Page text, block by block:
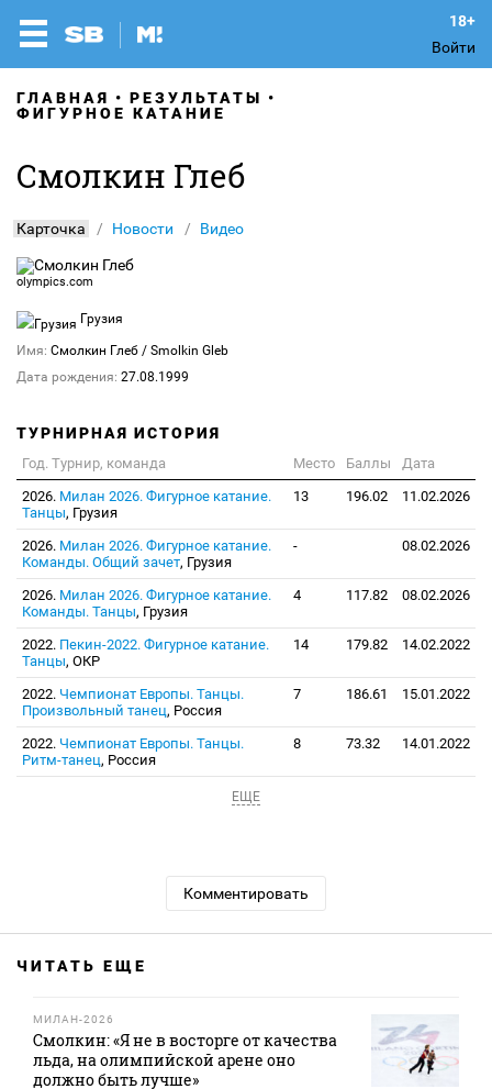
Войти
ГЛАВНАЯ
РЕЗУЛЬТАТЫ
ФИГУРНОЕ КАТАНИЕ
Смолкин Глеб
Карточка Новости Видео
olympics.com
Грузия
Имя: Смолкин Глеб / Smolkin Gleb
Дата рождения: 27.08.1999
ТУРНИРНАЯ ИСТОРИЯ
Год. Турнир, команда Место Баллы
Дата
2026. Милан 2026. Фигурное катание.
Танцы, Грузия
13 196.02 11.02.2026
2026. Милан 2026. Фигурное катание.
Команды. Общий зачет, Грузия
- 08.02.2026
2026. Милан 2026. Фигурное катание.
Команды. Танцы, Грузия
4 117.82 08.02.2026
2022. Пекин-2022. Фигурное катание.
Танцы, ОКР
14 179.82 14.02.2022
2022. Чемпионат Европы. Танцы.
Произвольный танец, Россия
7 186.61 15.01.2022
2022. Чемпионат Европы. Танцы.
Ритм-танец, Россия
8 73.32 14.01.2022
ЕЩЕ
Комментировать
ЧИТАТЬ ЕЩЕ
МИЛАН-2026
Смолкин: «Я не в восторге от качества
льда, на олимпийской арене оно
должно быть лучше»